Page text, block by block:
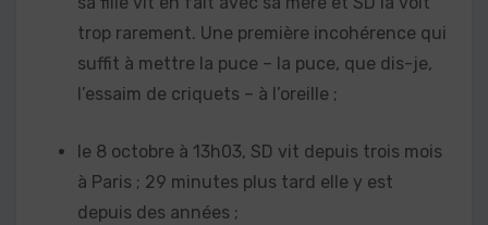
trop rarement. Une première incohérence qui
suffit à mettre la puce – la puce, que dis-je,
l’essaim de criquets – à l’oreille ;
le 8 octobre à 13h03, SD vit depuis trois mois
à Paris ; 29 minutes plus tard elle y est
depuis des années ;